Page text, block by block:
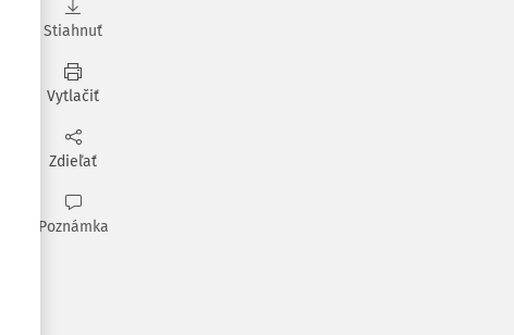
Stiahnuť
Vytlačiť
Zdieľať
Poznámka